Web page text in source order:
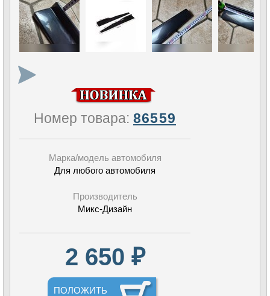
Номер товара: 86559
Марка/модель автомобиля
Для любого автомобиля
Производитель
Микс-Дизайн
2 650 ₽
ПОЛОЖИТЬ